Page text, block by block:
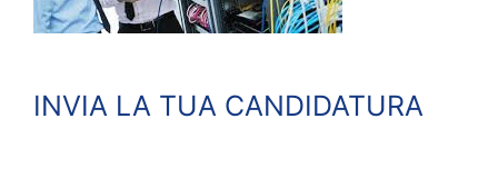
INVIA LA TUA CANDIDATURA